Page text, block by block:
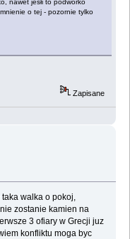
nawet jeśłi to podwórko
o tej - pozornie tylko
Zapisane
walka o pokoj,
zostanie kamien na
3 ofiary w Grecji juz
konfliktu moga byc